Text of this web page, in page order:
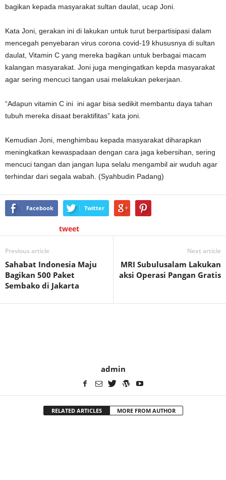
bagikan kepada masyarakat sultan daulat, ucap Joni.
Kata Joni, gerakan ini di lakukan untuk turut berpartisipasi dalam
mencegah penyebaran virus corona covid-19 khususnya di sultan
daulat, Vitamin C yang mereka bagikan untuk berbagai macam
kalangan masyarakat. Joni juga mengingatkan kepda masyarakat
agar sering mencuci tangan usai melakukan pekerjaan.
“Adapun vitamin C ini ini agar bisa sedikit membantu daya tahan
tubuh mereka disaat beraktifitas” kata joni.
Kemudian Joni, menghimbau kepada masyarakat diharapkan
meningkatkan kewaspadaan dengan cara jaga kebersihan, sering
mencuci tangan dan jangan lupa selalu mengambil air wuduh agar
terhindar dari segala wabah. (Syahbudin Padang)
Facebook Twitter
tweet
Previous article
Sahabat Indonesia Maju
Bagikan 500 Paket
Sembako di Jakarta
Next article
MRI Subulusalam Lakukan
aksi Operasi Pangan Gratis
admin
RELATED ARTICLES MORE FROM AUTHOR